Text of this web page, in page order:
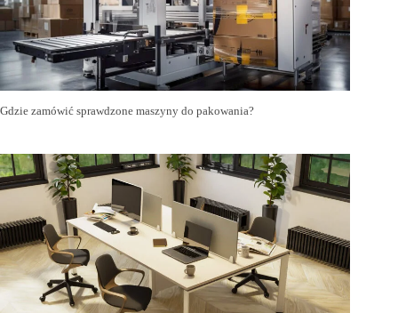
Gdzie zamówić sprawdzone maszyny do pakowania?